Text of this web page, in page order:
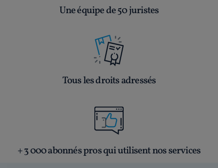
Une équipe de 50 juristes
Tous les droits adressés
+ 3 000 abonnés pros qui utilisent nos services